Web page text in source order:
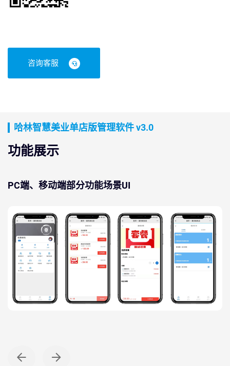
咨询客服
哈林智慧美业单店版管理软件 v3.0
功能展示
PC端、移动端部分功能场景UI